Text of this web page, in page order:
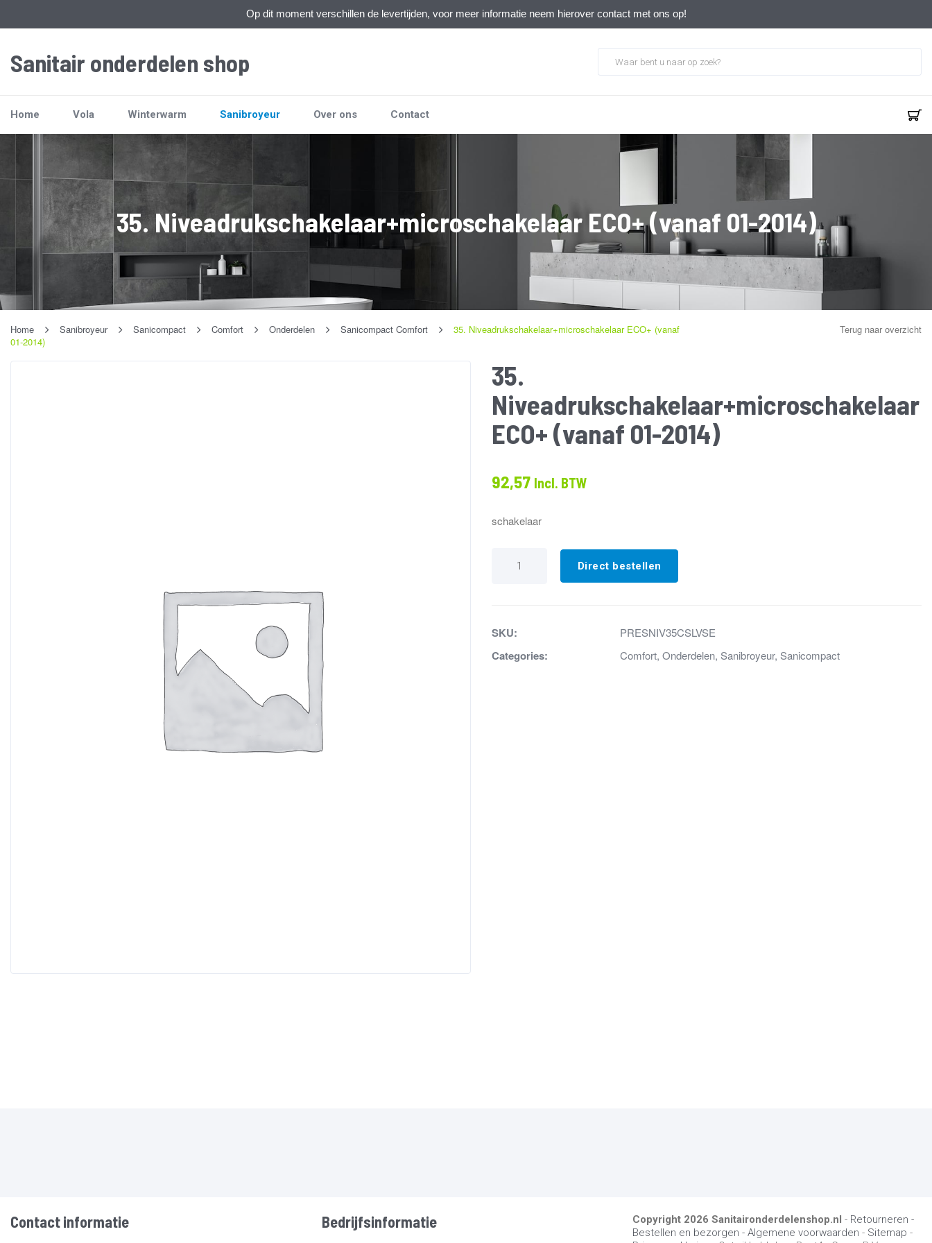
Op dit moment verschillen de levertijden, voor meer informatie neem hierover contact met ons op!
Sanitair onderdelen shop
Home Vola Winterwarm Sanibroyeur Over ons Contact
35. Niveadrukschakelaar+microschakelaar ECO+ (vanaf 01-2014)
Home Sanibroyeur Sanicompact Comfort Onderdelen Sanicompact Comfort
35. Niveadrukschakelaar+microschakelaar ECO+ (vanaf
01-2014)
Terug naar overzicht
35.
Niveadrukschakelaar+microschakelaar
ECO+ (vanaf 01-2014)
92,57 Incl. BTW
schakelaar
Niveadrukschakelaar+microschakelaar
aantal
Direct bestellen
SKU: PRESNIV35CSLVSE
Categories: Comfort,Onderdelen, Sanibroyeur, Sanicompact
Contact informatie Bedrijfsinformatie Copyright 2026 Sanitaironderdelenshop.nl - Retourneren -
Bestellen en bezorgen -Algemene voorwaarden - Sitemap -